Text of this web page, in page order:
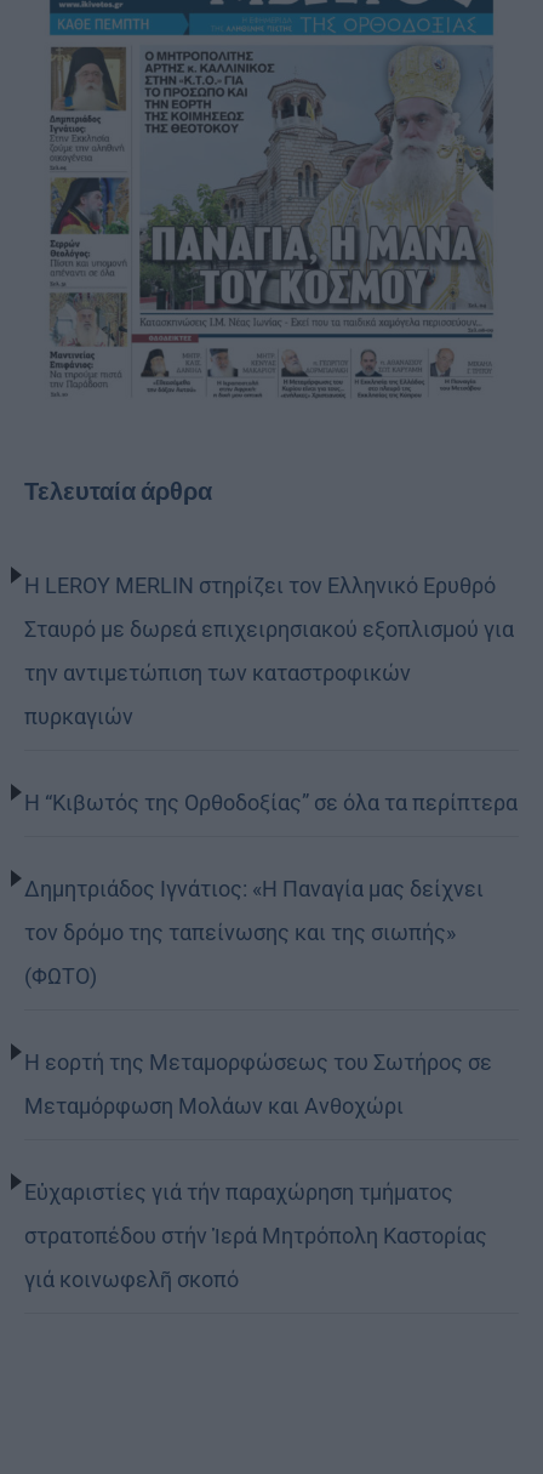
Τελευταία άρθρα
Η LEROY MERLIN στηρίζει τον Ελληνικό Ερυθρό
Σταυρό με δωρεά επιχειρησιακού εξοπλισμού για
την αντιμετώπιση των καταστροφικών
πυρκαγιών
Η “Κιβωτός της Ορθοδοξίας” σε όλα τα περίπτερα
Δημητριάδος Ιγνάτιος: «Η Παναγία μας δείχνει
τον δρόμο της ταπείνωσης και της σιωπής»
(ΦΩΤΟ)
Η εορτή της Μεταμορφώσεως του Σωτήρος σε
Μεταμόρφωση Μολάων και Ανθοχώρι
Εὐχαριστίες γιά τήν παραχώρηση τμήματος
στρατοπέδου στήν Ἱερά Μητρόπολη Καστορίας
γιά κοινωφελῆ σκοπό